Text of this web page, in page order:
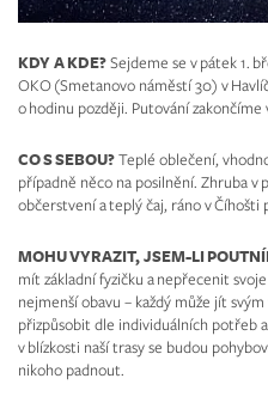
KDY A KDE?Sejdeme se v pátek 1.
OKO (Smetanovo náměstí 30) v
o hodinu později. Putování
CO S SEBOU?Teplé oblečení,
případně něco na posilnění. Zhruba
občerstvení a teplý čaj, ráno v Číhošti
MOHU VYRAZIT, JSEM-LI
mít základní fyzičku a nepřecenit
nejmenší obavu – každý může jít
přizpůsobit dle individuálních potřeb
v blízkosti naší trasy se budou
nikoho padnout.